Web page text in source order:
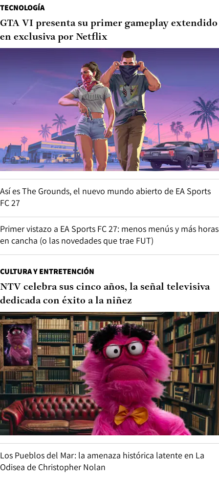
TECNOLOGÍA
GTA VI presenta su primer gameplay extendido
en exclusiva por Netflix
Así es The Grounds, el nuevo mundo abierto de EA Sports
FC 27
Primer vistazo a EA Sports FC 27: menos menús y más horas
en cancha (o las novedades que trae FUT)
CULTURA Y ENTRETENCIÓN
NTV celebra sus cinco años, la señal televisiva
dedicada con éxito a la niñez
Los Pueblos del Mar: la amenaza histórica latente en La
Odisea de Christopher Nolan